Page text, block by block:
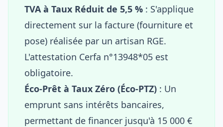
TVA à Taux Réduit de 5,5 % : S'applique
directement sur la facture (fourniture et
pose) réalisée par un artisan RGE.
L'attestation Cerfa n°13948*05 est
obligatoire.
Éco-Prêt à Taux Zéro (Éco-PTZ) : Un
emprunt sans intérêts bancaires,
permettant de financer jusqu'à 15 000 €